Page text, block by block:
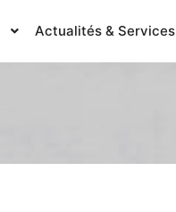
Actualités & Services